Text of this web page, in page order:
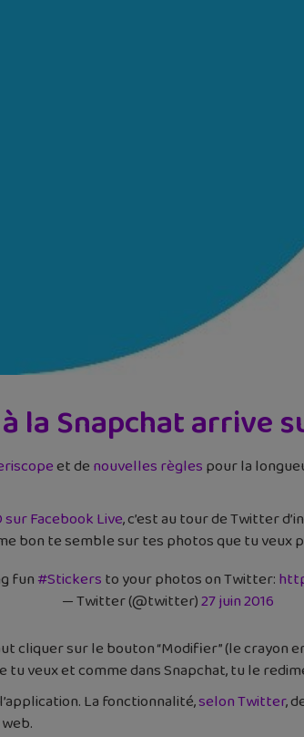
la Snapchat arrive
et denouvelles règlespour la
Facebook Live, c’est au tour de Twitter
bon te semble sur tes photos que tu veux
fun#Stickersto your photos on Twitter:
— Twitter (@twitter)27 juin 2016
sur le bouton “Modifier” (le crayon
tu veux et comme dans Snapchat, tu le
La fonctionnalité,selon Twitter,